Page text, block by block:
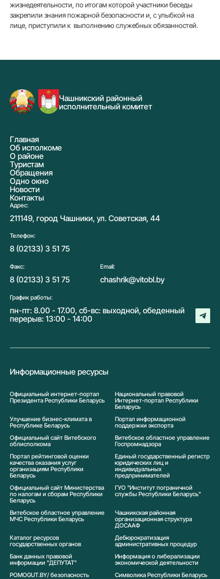
жизнедеятельности, по итогам которой участники беседы
закрепили знания пожарной безопасности и, с улыбкой на
лице, приступили к выполнению служебных обязанностей.
Чашникский районный
исполнительный комитет
Главная
Об исполкоме
О районе
Туристам
Обращения
Одно окно
Новости
Контакты
Адрес:
211149, город Чашники, ул. Советская, 44
Телефон:
8 (02133) 3 51 75
Факс:
8 (02133) 3 51 75
Email:
chashrik@vitobl.by
График работы:
пн-пт: 8.00 - 17.00, сб-вс: выходной, обеденный
перерыв: 13:00 - 14:00
Информационные ресурсы
Официальный интернет-портал
Президента Республики Беларусь
Национальный правовой
Интернет-портал Республики
Беларусь
Улучшение бизнес-климата в
Республике Беларусь
Портал информационной
поддержки экспорта
Официальный сайт Витебского
облисполкома
Витебское областное управление
Госпромнадзора
Портал рейтинговой оценки
качества оказания услуг
организациям Республики
Беларусь
Единый государственный регистр
юридических лиц и
индивидуальных
предпринимателей
Официальный сайт Министерства
по налогам и сборам Республики
Беларусь
ГУО "Институт пограничной
службы Республики Беларусь"
Витебское областное управление
МЧС Республики Беларусь
Чашникская районная
организационная структура
ДОСААФ
Каталог ресурсов
государственных органов
Дебюрократизация
административных процедур
Банк данных правовой
информации "ДЕПУТАТ"
Информация о либерализации
экономической деятельности
POMOGUT.BY/ безопасность
Символика Реcпублики Беларусь